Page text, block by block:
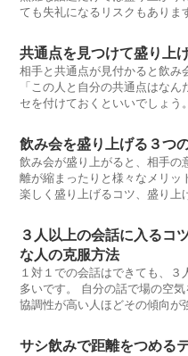
ても失礼になるリスクもありま
共通点を見つけて盛り上
相手と共通点が見付かると飲み
「この人と自分の共通点はな
セを付けておくといいでしょう
飲み会を盛り上げる３つ
飲み会が盛り上がると、相手の
離が縮まったりと様々なメリッ
楽しく盛り上げるコツ、盛り上
３人以上の会話に入るコ
な人の克服方法
１対１での会話はできても、
多いです。 自分の話で場の空
協調性が高い人ほどその傾向が
サシ飲みで距離をつめる